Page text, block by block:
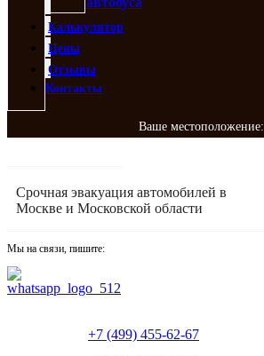
Калькулятор
Цены
Отзывы
Контакты
Ваше местоположение:
Срочная эвакуация автомобилей в
Москве и Московской области
Мы на связи, пишите:
+7 (499) 455-62-67